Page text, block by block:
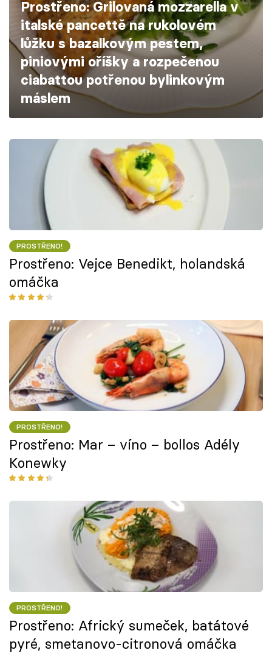
Škola vaření
Recepty z TV
Speciál: Cuketa
Těhotnej kuchař
Přihlášení
Sledujte nás
Prostřeno: Grilovaná mozzarella v
italské pancettě na rukolovém
lůžku s bazalkovým pestem,
piniovými oříšky a rozpečenou
ciabattou potřenou bylinkovým
máslem
PROSTŘENO!
Prostřeno: Vejce Benedikt, holandská
omáčka
PROSTŘENO!
Prostřeno: Mar – víno – bollos Adély
Konewky
PROSTŘENO!
Prostřeno: Africký sumeček, batátové
pyré, smetanovo-citronová omáčka